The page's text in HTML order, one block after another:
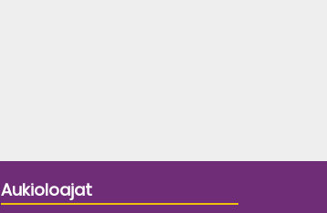
Elementit
Aukioloajat